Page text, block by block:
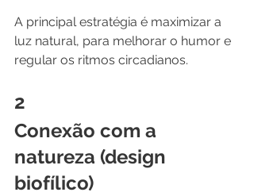
A principal estratégia é maximizar a
luz natural, para melhorar o humor e
regular os ritmos circadianos.
2
Conexão com a
natureza (design
biofílico)